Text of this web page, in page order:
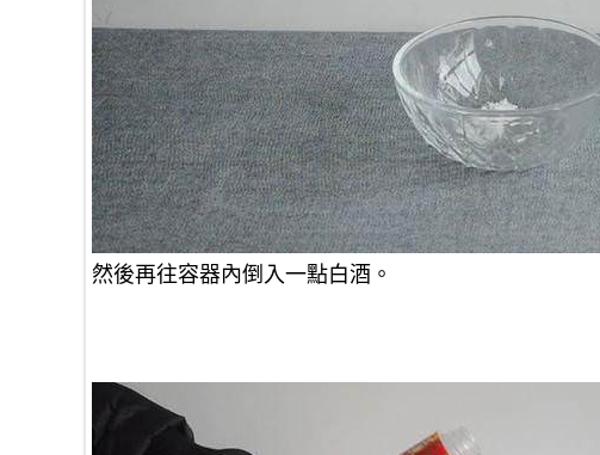
然後再往容器內倒入一點白酒。